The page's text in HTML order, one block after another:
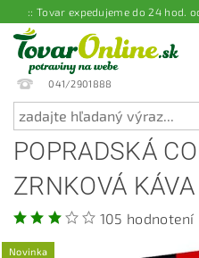
:: Tovar expedujeme do 24 hod.
041/2901888
POPRADSKÁ
ZRNKOVÁ
105 hodnotení
Novinka